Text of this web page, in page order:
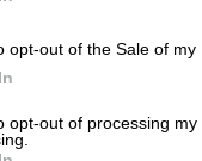
opt-out of the Sale of my
opt-out of processing
de
jurídica a
edad del
tres acusados,